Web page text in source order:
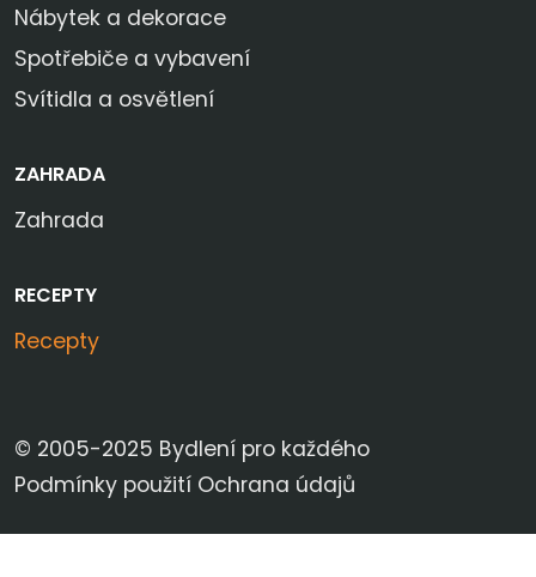
Nábytek a dekorace
Spotřebiče a vybavení
Svítidla a osvětlení
ZAHRADA
Zahrada
RECEPTY
Recepty
© 2005-2025 Bydlení pro každého
Podmínky použití Ochrana údajů